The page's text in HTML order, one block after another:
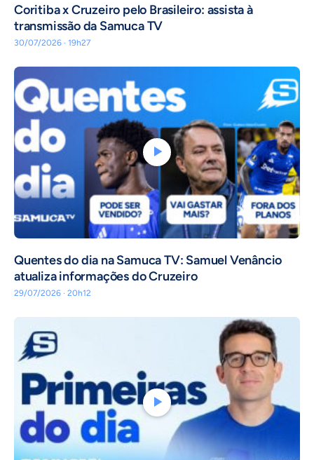
Coritiba x Cruzeiro pelo Brasileiro: assista à
transmissão da Samuca TV
30/07/2026 · 19h27
Quentes do dia na Samuca TV: Samuel Venâncio
atualiza informações do Cruzeiro
29/07/2026 · 20h12